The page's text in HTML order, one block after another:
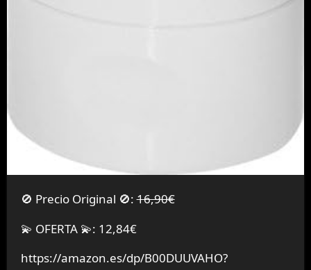
🚫 Precio Original 🚫:16,90€
💫 OFERTA 💫: 12,84€
https://amazon.es/dp/B00DUUVAHO?